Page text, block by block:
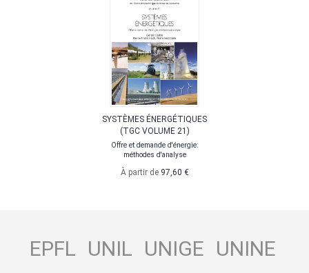
SYSTÈMES ÉNERGÉTIQUES
(TGC VOLUME 21)
Offre et demande d'énergie:
méthodes d'analyse
À partir de 97,60 €
EPFL UNIL UNIGE UNINE